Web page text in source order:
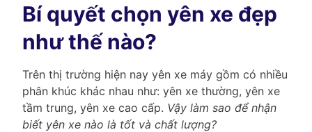
Bí quyết chọn yên xe đẹp
như thế nào?
Trên thị trường hiện nay yên xe máy gồm có nhiều
phân khúc khác nhau như: yên xe thường, yên xe
tầm trung, yên xe cao cấp. Vậy làm sao để nhận
biết yên xe nào là tốt và chất lượng?